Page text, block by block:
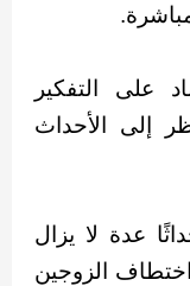
على التفكير
إلى الأحداث
عدة لا يزال
اختطاف الزوجين